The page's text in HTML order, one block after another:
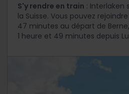
S'y rendre en train :
la Suisse. Vous pouvez
47 minutes au départ de
1 heure et 49 minutes depuis